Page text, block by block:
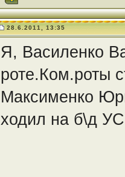
28.6.2011, 13:35
Я, Василенко
роте.Ком.роты
Максименко
ходил на б\д